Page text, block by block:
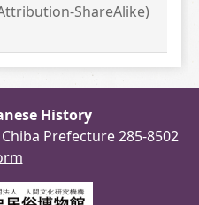
ShareAlike)
History
Prefecture 285-8502